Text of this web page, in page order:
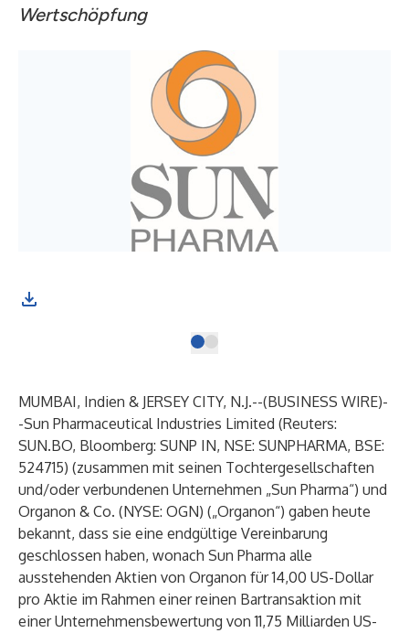
Wertschöpfung
MUMBAI, Indien & JERSEY CITY, N.J.--(BUSINESS WIRE)-
-Sun Pharmaceutical Industries Limited (Reuters:
SUN.BO, Bloomberg: SUNP IN, NSE: SUNPHARMA, BSE:
524715) (zusammen mit seinen Tochtergesellschaften
und/oder verbundenen Unternehmen „Sun Pharma“) und
Organon & Co. (NYSE: OGN) („Organon“) gaben heute
bekannt, dass sie eine endgültige Vereinbarung
geschlossen haben, wonach Sun Pharma alle
ausstehenden Aktien von Organon für 14,00 US-Dollar
pro Aktie im Rahmen einer reinen Bartransaktion mit
einer Unternehmensbewertung von 11,75 Milliarden US-